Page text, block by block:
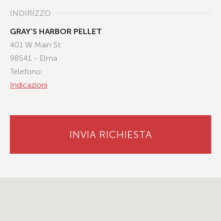
INDIRIZZO
GRAY’S HARBOR PELLET
401 W Main St.
98541 - Elma
Telefono:
Indicazioni
INVIA RICHIESTA